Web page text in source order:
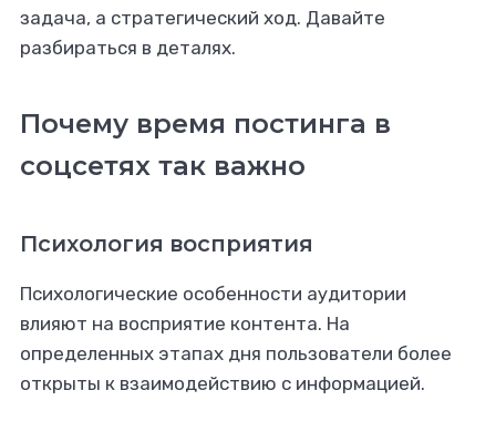
заказы по
SMM и веб-
задача, а стратегический ход. Давайте
разбираться в деталях.
Почему время постинга в
соцсетях так важно
Психология восприятия
Психологические особенности аудитории
влияют на восприятие контента. На
определенных этапах дня пользователи более
открыты к взаимодействию с информацией.